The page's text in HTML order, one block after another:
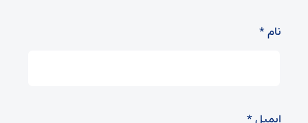
نام*
ایمیل*